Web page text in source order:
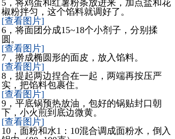
5，将鸡蛋和红薯粉条放进来，加点盐和花
椒粉拌匀，这个馅料就调好了。
[查看图片]
6，将面团分成15~18个小剂子，分别揉
圆。
[查看图片]
7，擀成椭圆形的面皮，放入馅料。
[查看图片]
8，提起两边捏合在一起，两端再按压严
实，把馅料包裹住。
[查看图片]
9，平底锅预热放油，包好的锅贴封口朝
下，小火煎到底边微黄。
[查看图片]
10，面粉和水1：10混合调成面粉水，倒入